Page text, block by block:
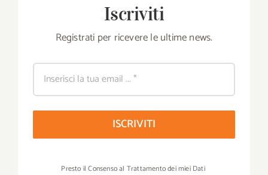
Iscriviti
Registrati per ricevere le ultime news.
ISCRIVITI
Presto il Consenso al Trattamento dei miei Dati